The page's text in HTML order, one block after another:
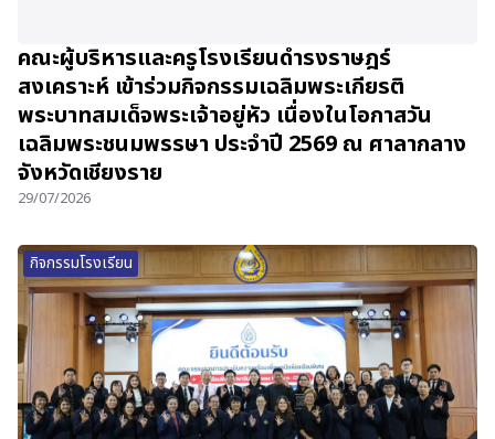
คณะผู้บริหารและครูโรงเรียนดำรงราษฎร์
สงเคราะห์ เข้าร่วมกิจกรรมเฉลิมพระเกียรติ
พระบาทสมเด็จพระเจ้าอยู่หัว เนื่องในโอกาสวัน
เฉลิมพระชนมพรรษา ประจำปี 2569 ณ ศาลากลาง
จังหวัดเชียงราย
29/07/2026
กิจกรรมโรงเรียน